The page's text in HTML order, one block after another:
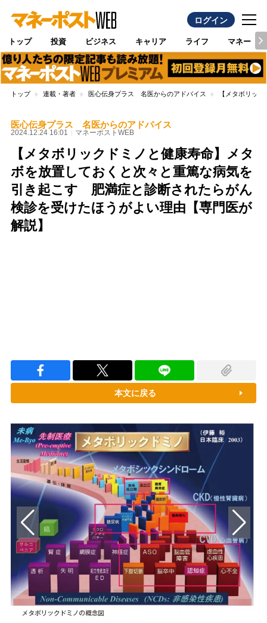
ログイン
トップ 投資 ビジネス キャリア ライフ マネー
トップ 連載・著者 医心伝身プラス 名医からのアドバイス 【メタボリッ
医心伝身プラス 名医からのアドバイス
2024.12.24 16:01 マネーポストWEB
【メタボリックドミノと健康寿命】メタ
ボを放置しておくと次々と重篤な病気を
引き起こす 肥満症と診断されたらがん
検診を受けたほうがよい理由【専門医が
解説】
本文に戻る